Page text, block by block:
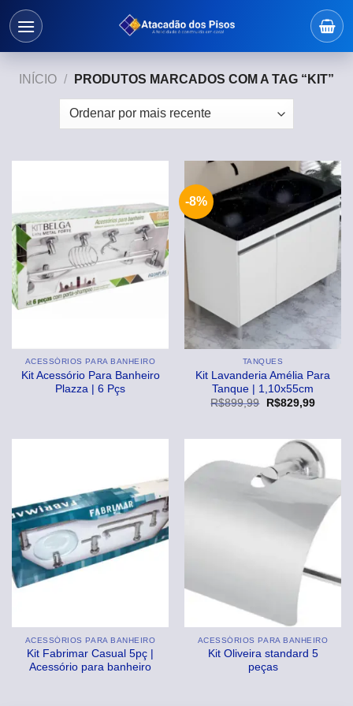
Skip
INÍCIO / PRODUTOS MARCADOS COM A TAG “KIT”
ACESSÓRIOS PARA BANHEIRO
Kit Acessório Para Banheiro
Plazza | 6 Pçs
-8%
TANQUES
Kit Lavanderia Amélia Para
Tanque | 1,10x55cm
R$899,99
O
R$899,99.
R$829,99O
ACESSÓRIOS PARA BANHEIRO
Kit Fabrimar Casual 5pç |
Acessório para banheiro
ACESSÓRIOS PARA BANHEIRO
Kit Oliveira standard 5
peças